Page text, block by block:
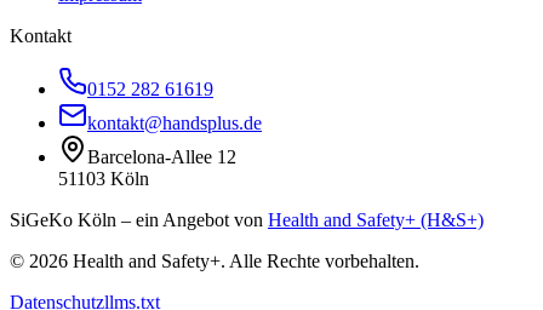
Kontakt
0152 282 61619
kontakt@handsplus.de
Barcelona-Allee 12
51103 Köln
SiGeKo Köln – ein Angebot von Health and Safety+ (H&S+)
© 2026 Health and Safety+. Alle Rechte vorbehalten.
Datenschutzllms.txt